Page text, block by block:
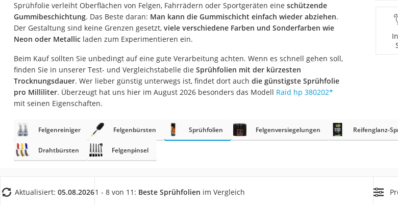
Fahrradträger E-Bike
Benzinkanister
Marderschreck
Wagenheber 3t
AGM-Batterie Wohnmobil
Thule-Fahrradträger
Sommerreifen 205/55 R16
Autobatterie-Ladegerät
Felgenbaum
Sprühfolie verleiht Oberflächen von Felgen, Fahrrädern oder Sportgeräten eine schützende
Gummibeschichtung. Das Beste daran: Man kann die Gummischicht einfach wieder abziehen.
Der Gestaltung sind keine Grenzen gesetzt,viele verschiedene Farben und Sonderfarben wie
Neon oder Metallicladen zum Experimentieren ein.
Beim Kauf sollten Sie unbedingt auf eine gute Verarbeitung achten. Wenn es schnell gehen soll,
finden Sie in unserer Test- und Vergleichstabelle die Sprühfolien mit der kürzesten
Trocknungsdauer. Wer lieber günstig unterwegs ist, findet dort auch die günstigste Sprühfolie
pro Milliliter. Überzeugt hat uns hier im August 2026 besonders das Modell Raid hp 380202*
mit seinen Eigenschaften.
Felgenreiniger Felgenbürsten Sprühfolien Felgenversiegelungen Reifenglanz-
Drahtbürsten Felgenpinsel
Aktualisiert: 05.08.20261 - 8 von 11: Beste Sprühfolien im Vergleich